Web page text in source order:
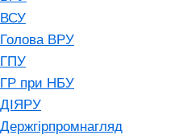
ВСУ
Голова ВРУ
ГПУ
ГР при НБУ
ДІЯРУ
Держгірпромнагляд